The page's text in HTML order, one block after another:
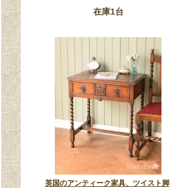
在庫1台
英国のアンティーク家具、ツイスト脚